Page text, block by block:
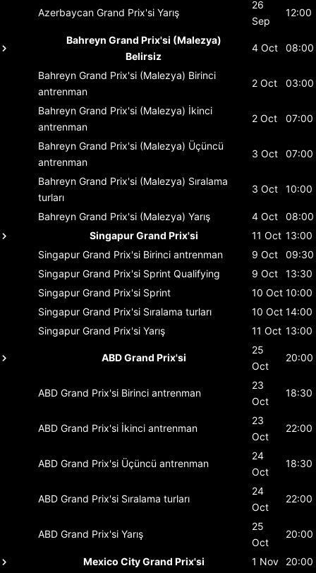
Azerbaycan Grand Prix'si Yarış
26
Sep
12:00
Bahreyn Grand Prix'si (Malezya)
Belirsiz
4 Oct 08:00
Bahreyn Grand Prix'si (Malezya) Birinci
antrenman
2 Oct 03:00
Bahreyn Grand Prix'si (Malezya) İkinci
antrenman
2 Oct 07:00
Bahreyn Grand Prix'si (Malezya) Üçüncü
antrenman
3 Oct 07:00
Bahreyn Grand Prix'si (Malezya) Sıralama
turları
3 Oct 10:00
Bahreyn Grand Prix'si (Malezya) Yarış 4 Oct
08:00
Singapur Grand Prix'si
11 Oct 13:00
Singapur Grand Prix'si Birinci antrenman 9 Oct
09:30
Singapur Grand Prix'si Sprint Qualifying 9 Oct
13:30
Singapur Grand Prix'si Sprint 10 Oct 10:00
Singapur Grand Prix'si Sıralama turları 10 Oct 14:00
Singapur Grand Prix'si Yarış 11 Oct 13:00
ABD Grand Prix'si
25
Oct
20:00
ABD Grand Prix'si Birinci antrenman
23
Oct
18:30
ABD Grand Prix'si İkinci antrenman
23
Oct
22:00
ABD Grand Prix'si Üçüncü antrenman
24
Oct
18:30
ABD Grand Prix'si Sıralama turları
24
Oct
22:00
ABD Grand Prix'si Yarış
25
Oct
20:00
Mexico City Grand Prix'si 1 Nov 20:00